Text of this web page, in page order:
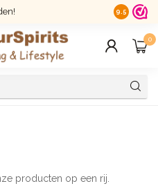
14 dagen
9.5
0
producten op een rij.